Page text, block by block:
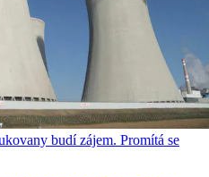
budí zájem. Promítá se